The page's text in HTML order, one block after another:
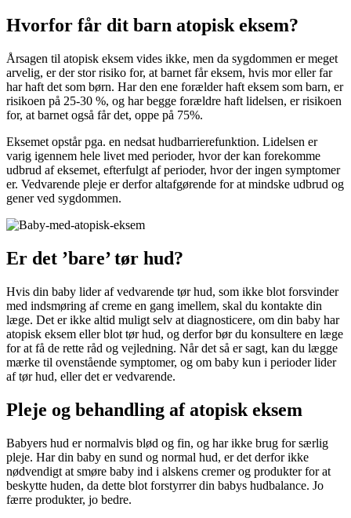
Hvorfor får dit barn atopisk eksem?
Årsagen til atopisk eksem vides ikke, men da sygdommen er meget
arvelig, er der stor risiko for, at barnet får eksem, hvis mor eller far
har haft det som børn. Har den ene forælder haft eksem som barn, er
risikoen på 25-30 %, og har begge forældre haft lidelsen, er risikoen
for, at barnet også får det, oppe på 75%.
Eksemet opstår pga. en nedsat hudbarrierefunktion. Lidelsen er
varig igennem hele livet med perioder, hvor der kan forekomme
udbrud af eksemet, efterfulgt af perioder, hvor der ingen symptomer
er. Vedvarende pleje er derfor altafgørende for at mindske udbrud og
gener ved sygdommen.
Er det ’bare’ tør hud?
Hvis din baby lider af vedvarende tør hud, som ikke blot forsvinder
med indsmøring af creme en gang imellem, skal du kontakte din
læge. Det er ikke altid muligt selv at diagnosticere, om din baby har
atopisk eksem eller blot tør hud, og derfor bør du konsultere en læge
for at få de rette råd og vejledning. Når det så er sagt, kan du lægge
mærke til ovenstående symptomer, og om baby kun i perioder lider
af tør hud, eller det er vedvarende.
Pleje og behandling af atopisk eksem
Babyers hud er normalvis blød og fin, og har ikke brug for særlig
pleje. Har din baby en sund og normal hud, er det derfor ikke
nødvendigt at smøre baby ind i alskens cremer og produkter for at
beskytte huden, da dette blot forstyrrer din babys hudbalance. Jo
færre produkter, jo bedre.